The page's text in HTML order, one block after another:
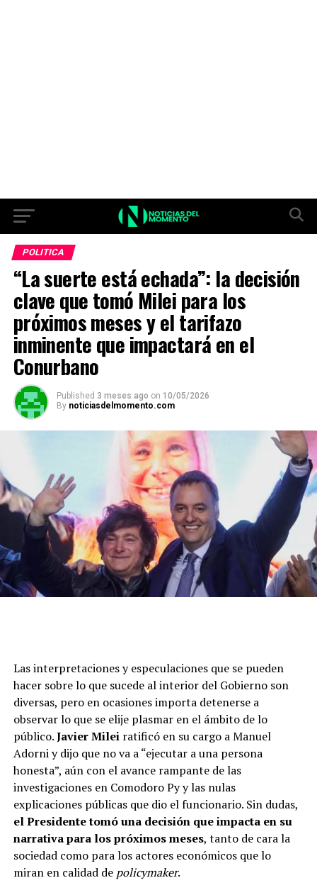
POLITICA
“La suerte está echada”: la decisión
clave que tomó Milei para los
próximos meses y el tarifazo
inminente que impactará en el
Conurbano
Published 3 meses ago on 10/05/2026
By noticiasdelmomento.com
Las interpretaciones y especulaciones que se pueden
hacer sobre lo que sucede al interior del Gobierno son
diversas, pero en ocasiones importa detenerse a
observar lo que se elije plasmar en el ámbito de lo
público.Javier Mileiratificó en su cargo a Manuel
Adorni y dijo que no va a “ejecutar a una persona
honesta”, aún con el avance rampante de las
investigaciones en Comodoro Py y las nulas
explicaciones públicas que dio el funcionario. Sin dudas,
el Presidente tomó una decisión que impacta en su
narrativa para los próximos meses, tanto de cara la
sociedad como para los actores económicos que lo
miran en calidad de policymaker.